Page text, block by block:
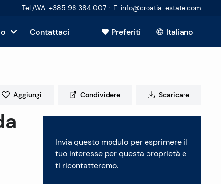
Tel./WA: +385 98 384 007 · E: info@croatia-estate.com
Contattaci Preferiti Italiano
Mostra tutto
Aggiungi Condividere Scaricare
Invia questo modulo per esprimere il
tuo interesse per questa proprietà e
ti ricontatteremo.